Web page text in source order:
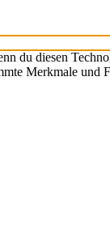
du diesen
Merkmale und